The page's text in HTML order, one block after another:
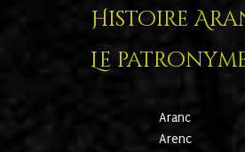
Histoire
Le
Aranc
Arenc